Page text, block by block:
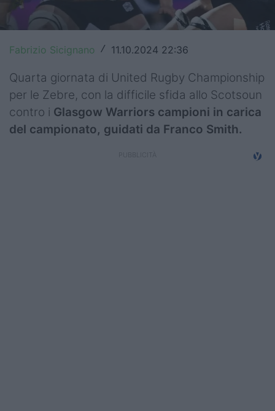
Premiership
Champions Cup
World Rugby
Rugby World Cup
Fabrizio Sicignano / 11.10.2024 22:36
Quarta giornata di United Rugby Championship
per le Zebre, con la difficile sfida allo Scotsoun
contro i Glasgow Warriors campioni in carica
del campionato, guidati da Franco Smith.